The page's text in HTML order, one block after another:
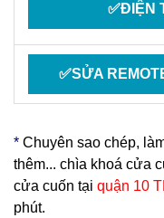
✅ĐIỆN
✅SỬA
* Chuyên sao chép,
thêm... chìa khoá cửa
cửa cuốn tại quận 10
phút.